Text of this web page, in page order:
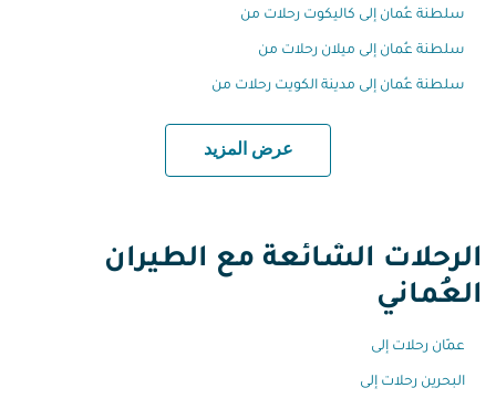
سلطنة عُمان إلى كاليكوت رحلات من
سلطنة عُمان إلى ميلان رحلات من
سلطنة عُمان إلى مدينة الكويت رحلات من
عرض المزيد
الرحلات الشائعة مع الطيران
العُماني
عمّان رحلات إلى
البحرين رحلات إلى